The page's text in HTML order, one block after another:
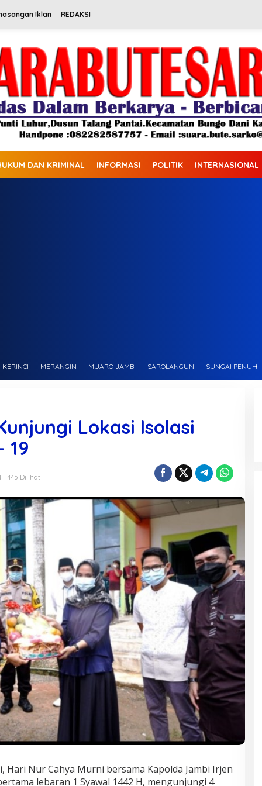
Iklan REDAKSI
DAN KRIMINAL INFORMASI POLITIK INTERNASIONAL
KERINCI MERANGIN MUARO JAMBI SAROLANGUN SUNGAI PENUH
Lokasi Isolasi
19
445 Dilihat
Hari Nur Cahya Murni bersama Kapolda Jambi Irjen
lebaran 1 Syawal 1442 H, mengunjungi 4